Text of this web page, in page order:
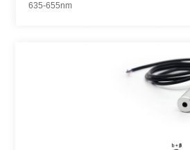
635-655nm